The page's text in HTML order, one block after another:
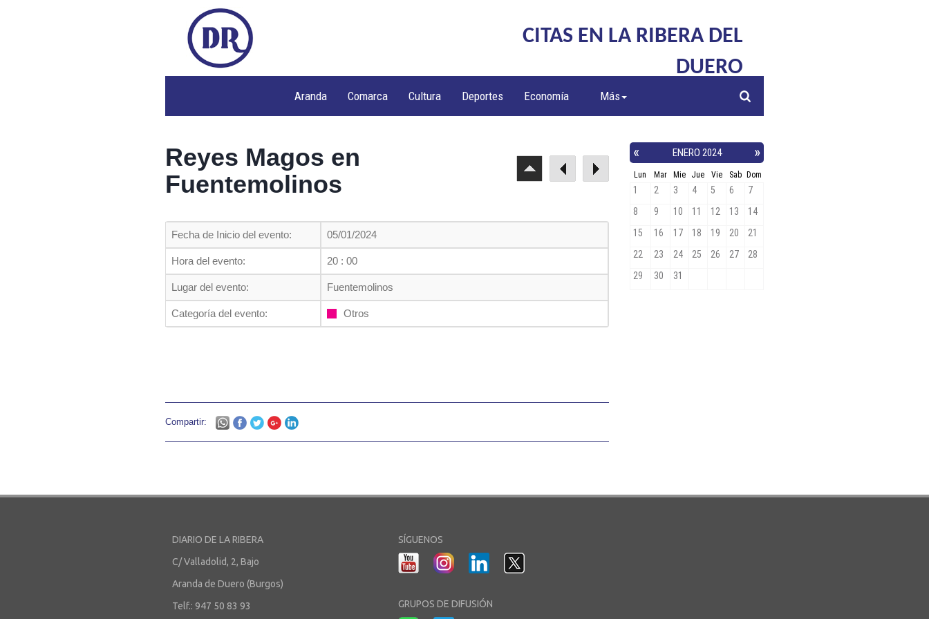
CITAS EN LA RIBERA DEL
DUERO
Aranda Comarca Cultura Deportes Economía Más
Reyes Magos en
Fuentemolinos
Fecha de Inicio del evento: 05/01/2024
Hora del evento: 20 : 00
Lugar del evento: Fuentemolinos
Categoría del evento: Otros
Compartir:
DIARIO DE LA RIBERA
C/ Valladolid, 2, Bajo
Aranda de Duero (Burgos)
Telf.: 947 50 83 93
SÍGUENOS
GRUPOS DE DIFUSIÓN